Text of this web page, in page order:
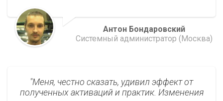
Антон Бондаровский
Системный администратор (Москва)
Меня, честно сказать, удивил эффект от
полученных активаций и практик. Изменения